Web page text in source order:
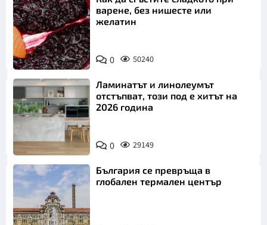
варене, без нишесте или
желатин
0 50240
Ламинатът и линолеумът
отстъпват, този под е хитът на
2026 година
0 29149
България се превръща в
глобален термален център